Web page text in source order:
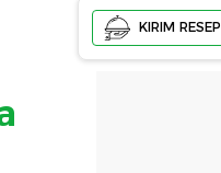
KIRIM RESEP